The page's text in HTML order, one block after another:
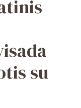
su